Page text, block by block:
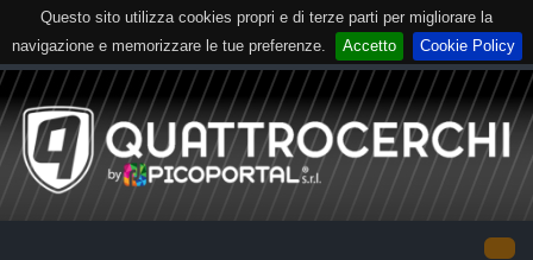
Questo sito utilizza cookies propri e di terze parti per migliorare la
navigazione e memorizzare le tue preferenze.
Accetto Cookie Policy